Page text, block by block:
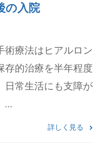
の入院
術療法はヒアルロン
存的治療を半年程度
日常生活にも支障が
...
詳しく見る